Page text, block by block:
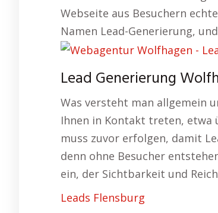
Webseite aus Besuchern
Namen Lead-Generierung,
Lead Generierung
Was versteht man allgemein
Ihnen in Kontakt treten, etwa
muss zuvor erfolgen, damit
denn ohne Besucher
ein, der Sichtbarkeit und
Leads Flensburg